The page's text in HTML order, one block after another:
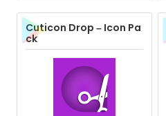
Cuticon Drop – Icon Pa
ck